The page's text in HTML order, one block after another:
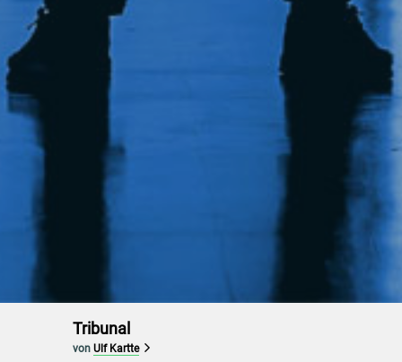
Tribunal
von Ulf Kartte